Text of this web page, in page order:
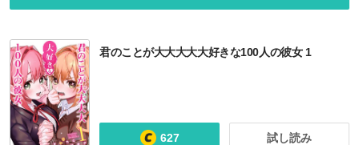
君のことが大大大大大好きな100人の彼女 1
627 試し読み